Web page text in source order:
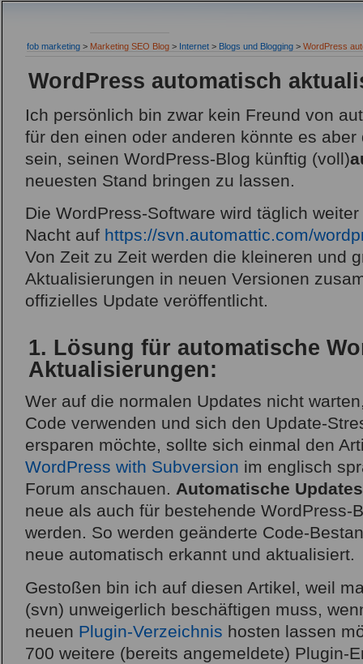
fob marketing > Marketing SEO Blog > Internet > Blogs und Blogging > WordPress
WordPress automatisch
Ich persönlich bin zwar kein Freund von
für den einen oder anderen könnte es
sein, seinen WordPress-Blog künftig (voll)
neuesten Stand bringen zu lassen.
Die WordPress-Software wird täglich
Nacht auf https://svn.automattic.com/
Von Zeit zu Zeit werden die kleineren und
Aktualisierungen in neuen Versionen
offizielles Update veröffentlicht.
1. Lösung für automatische
Aktualisierungen:
Wer auf die normalen Updates nicht
Code verwenden und sich den Update-
ersparen möchte, sollte sich einmal den
WordPress with Subversion im englisch
Forum anschauen. Automatische Updates
neue als auch für bestehende WordPress-
werden. So werden geänderte Code-
neue automatisch erkannt und aktualisiert.
Gestoßen bin ich auf diesen Artikel, weil
(svn) unweigerlich beschäftigen muss,
neuen Plugin-Verzeichnis hosten lassen
700 weitere (bereits angemeldete) Plugin-